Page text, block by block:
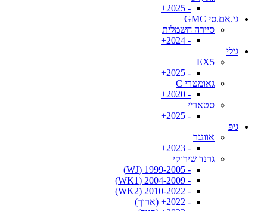
- 2025+
גי.אם.סי GMC
סיירה חשמלית
- 2024+
גילי
EX5
- 2025+
גאומטרי C
- 2020+
סטאריי
- 2025+
גיפ
אוונגר
- 2023+
גרנד שירוקי
- 1999-2005 (WJ)
- 2004-2009 (WK1)
- 2010-2022 (WK2)
- 2022+ (ארוך)